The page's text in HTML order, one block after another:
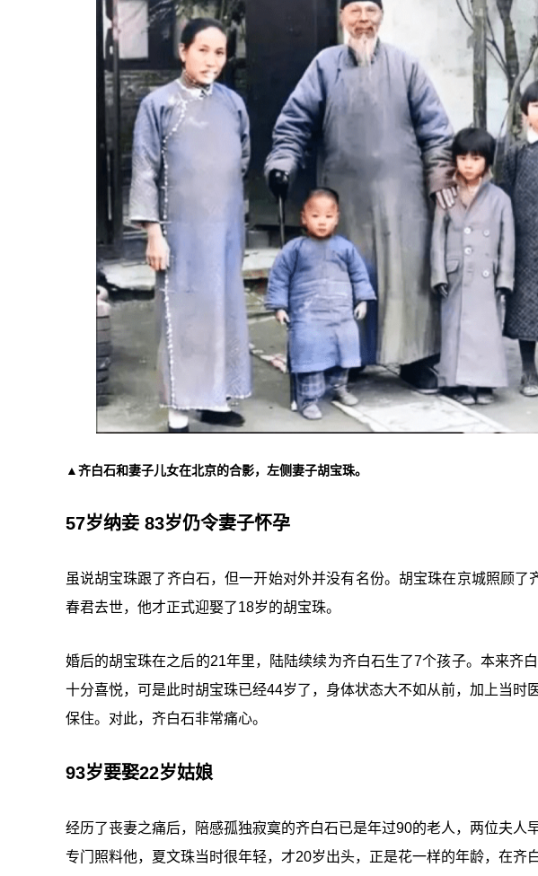
▲齐白石和妻子儿女在北京的合影，左侧妻子胡宝珠。
57岁纳妾 83岁仍令妻子怀孕
虽说胡宝珠跟了齐白石，但一开始对外并没有名份。胡宝珠在京城照顾
春君去世，他才正式迎娶了18岁的胡宝珠。
婚后的胡宝珠在之后的21年里，陆陆续续为齐白石生了7个孩子。本来齐
十分喜悦，可是此时胡宝珠已经44岁了，身体状态大不如从前，加上当时
保住。对此，齐白石非常痛心。
93岁要娶22岁姑娘
经历了丧妻之痛后，陪感孤独寂寞的齐白石已是年过90的老人，两位夫人
专门照料他，夏文珠当时很年轻，才20岁出头，正是花一样的年龄，在齐